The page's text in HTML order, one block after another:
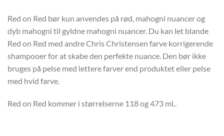
Red on Red bør kun anvendes på rød, mahogni nuancer og
dyb mahogni til gyldne mahogni nuancer. Du kan let blande
Red on Red med andre Chris Christensen farve korrigerende
shampooer for at skabe den perfekte nuance. Den bør ikke
bruges på pelse med lettere farver end produktet eller pelse
med hvid farve.
Red on Red kommer i størrelserne 118 og 473 ml..